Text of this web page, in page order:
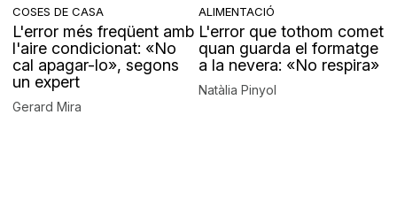
COSES DE CASA
L'error més freqüent amb
l'aire condicionat: «No
cal apagar-lo», segons
un expert
Gerard Mira
ALIMENTACIÓ
L'error que tothom comet
quan guarda el formatge
a la nevera: «No respira»
Natàlia Pinyol